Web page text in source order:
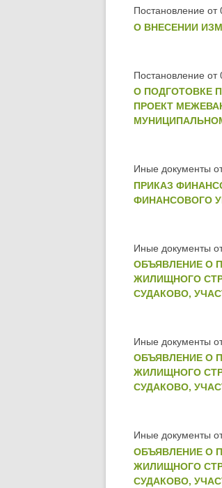
Постановление
О ВНЕСЕНИИ
Постановление
О ПОДГОТОВКЕ
ПРОЕКТ
Иные документы
ПРИКАЗ
ФИНАНСОВОГО
Иные документы
ОБЪЯВЛЕНИЕ О
ЖИЛИЩНОГО
СУДАКОВО,
Иные документы
ОБЪЯВЛЕНИЕ О
ЖИЛИЩНОГО
СУДАКОВО,
Иные документы
ОБЪЯВЛЕНИЕ О
ЖИЛИЩНОГО
СУДАКОВО,